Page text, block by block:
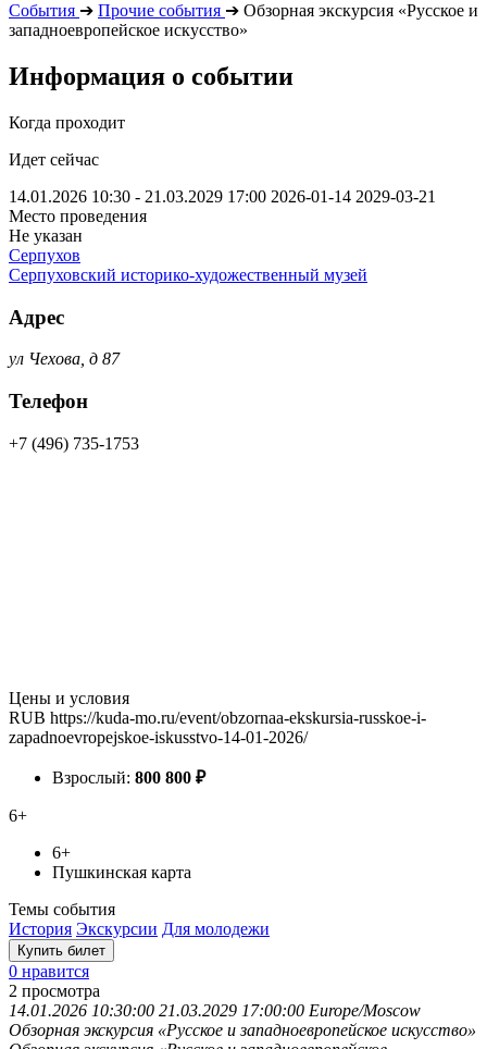
События ➔ Прочие события ➔ Обзорная экскурсия «Русское и
западноевропейское искусство»
Информация о событии
Когда проходит
Идет сейчас
14.01.2026 10:30 - 21.03.2029 17:00 2026-01-14 2029-03-21
Место проведения
Не указан
Серпухов
Серпуховский историко-художественный музей
Адрес
ул Чехова, д 87
Телефон
+7 (496) 735-1753
Цены и условия
RUB https://kuda-mo.ru/event/obzornaa-ekskursia-russkoe-i-
zapadnoevropejskoe-iskusstvo-14-01-2026/
Взрослый: 800 800 ₽
6+
6+
Пушкинская карта
Темы события
История Экскурсии Для молодежи
Купить билет
0 нравится
2 просмотра
14.01.2026 10:30:00 21.03.2029 17:00:00 Europe/Moscow
Обзорная экскурсия «Русское и западноевропейское искусство»